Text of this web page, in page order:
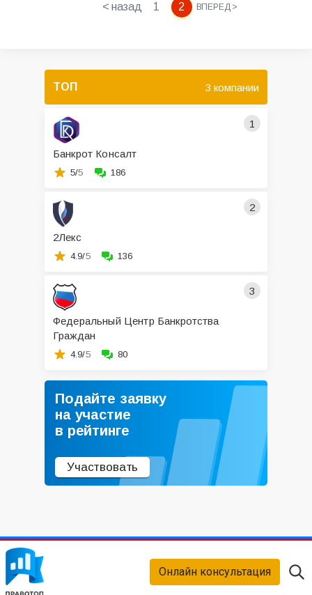
< назад 1 2 ВПЕРЕД >
ТОП 3 компании
1
Банкрот Консалт
5/5 186
2
2Лекс
4.9/5 136
3
Федеральный Центр Банкротства
Граждан
4.9/5 80
Подайте заявку
на участие
в рейтинге
Участвовать
Онлайн консультация